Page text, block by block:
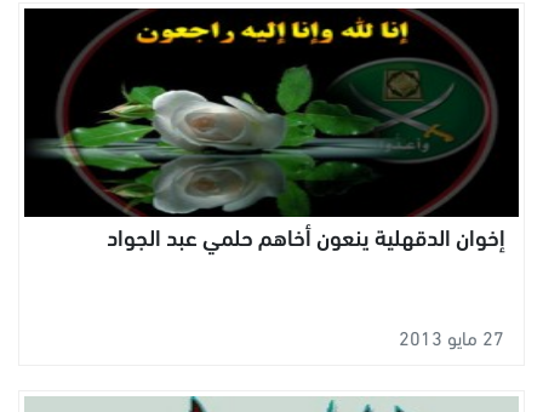
إخوان الدقهلية ينعون أخاهم حلمي عبد الجواد
27 مايو 2013